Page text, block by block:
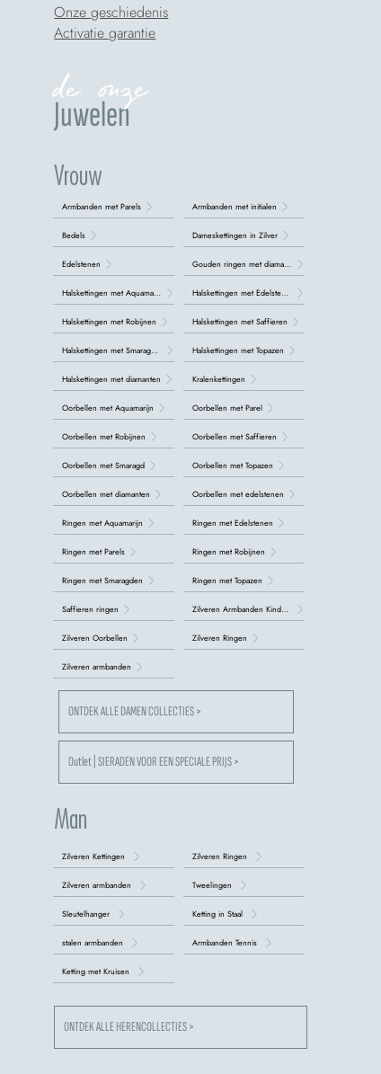
Onze geschiedenis
Activatie garantie
Juwelen
de onze
Vrouw
Armbanden met Parels
Bedels
Edelstenen
Halskettingen met Aquamarijn
Halskettingen met Robijnen
Halskettingen met Smaragden
Halskettingen met diamanten
Oorbellen met Aquamarijn
Oorbellen met Robijnen
Oorbellen met Smaragd
Oorbellen met diamanten
Ringen met Aquamarijn
Ringen met Parels
Ringen met Smaragden
Saffieren ringen
Zilveren Oorbellen
Zilveren armbanden
Armbanden met initialen
Dameskettingen in Zilver
Gouden ringen met diamanten
Halskettingen met Edelstenen
Halskettingen met Saffieren
Halskettingen met Topazen
Kralenkettingen
Oorbellen met Parel
Oorbellen met Saffieren
Oorbellen met Topazen
Oorbellen met edelstenen
Ringen met Edelstenen
Ringen met Robijnen
Ringen met Topazen
Zilveren Armbanden Kinderen
Zilveren Ringen
ONTDEK ALLE DAMEN COLLECTIES >
Outlet | SIERADEN VOOR EEN SPECIALE PRIJS >
Man
Zilveren Kettingen
Zilveren armbanden
Sleutelhanger
stalen armbanden
Ketting met Kruisen
Zilveren Ringen
Tweelingen
Ketting in Staal
Armbanden Tennis
ONTDEK ALLE HERENCOLLECTIES >